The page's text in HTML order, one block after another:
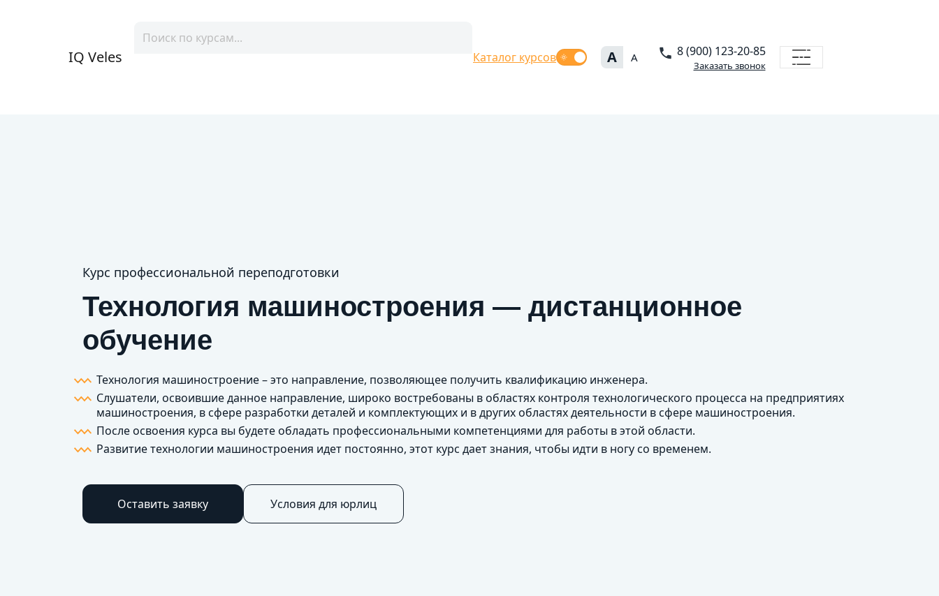
IQ Veles Каталог курсов A A 8 (900) 123-20-85
Заказать звонок
Курс профессиональной переподготовки
Технология машиностроения — дистанционное
обучение
Технология машиностроение – это направление, позволяющее получить квалификацию инженера.
Слушатели, освоившие данное направление, широко востребованы в областях контроля технологического процесса на предприятиях
машиностроения, в сфере разработки деталей и комплектующих и в других областях деятельности в сфере машиностроения.
После освоения курса вы будете обладать профессиональными компетенциями для работы в этой области.
Развитие технологии машиностроения идет постоянно, этот курс дает знания, чтобы идти в ногу со временем.
Оставить заявку Условия для юрлиц